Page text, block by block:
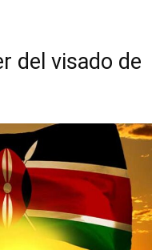
del visado de